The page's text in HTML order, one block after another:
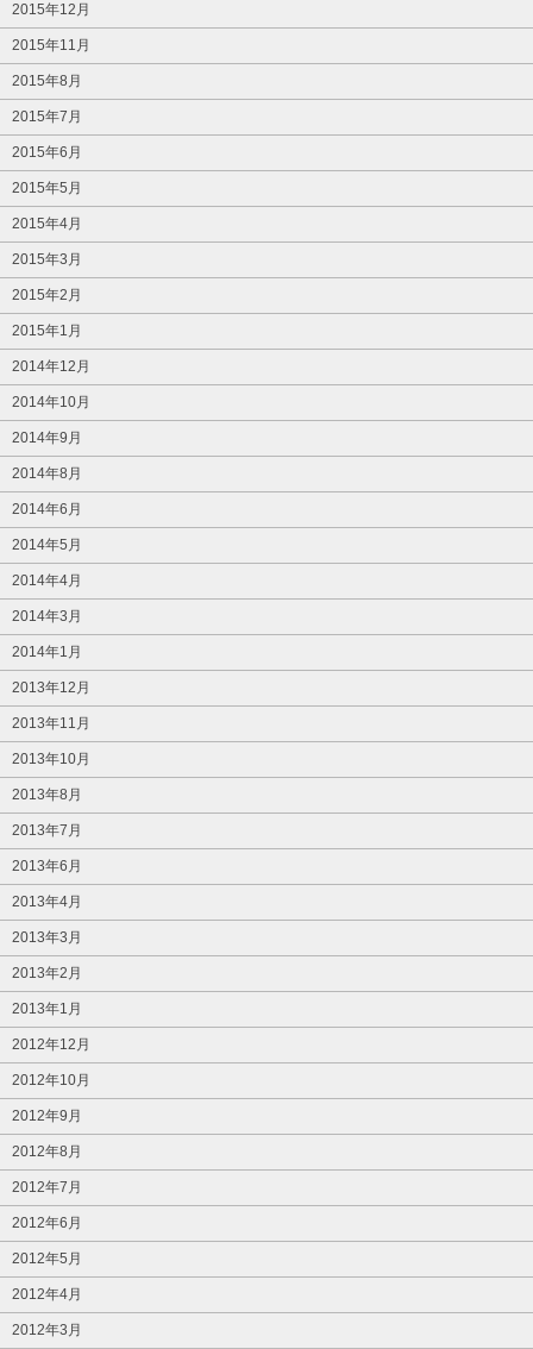
2015年12月
2015年11月
2015年8月
2015年7月
2015年6月
2015年5月
2015年4月
2015年3月
2015年2月
2015年1月
2014年12月
2014年10月
2014年9月
2014年8月
2014年6月
2014年5月
2014年4月
2014年3月
2014年1月
2013年12月
2013年11月
2013年10月
2013年8月
2013年7月
2013年6月
2013年4月
2013年3月
2013年2月
2013年1月
2012年12月
2012年10月
2012年9月
2012年8月
2012年7月
2012年6月
2012年5月
2012年4月
2012年3月